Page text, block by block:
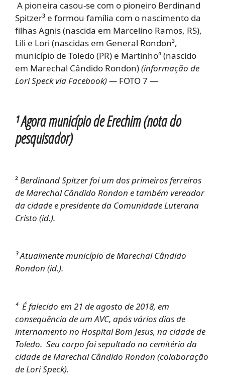
A pioneira casou-se com o pioneiro Berdinand
Spitzer³ e formou família com o nascimento da
filhas Agnis (nascida em Marcelino Ramos, RS),
Lili e Lori (nascidas em General Rondon³,
município de Toledo (PR) e Martinho⁴(nascido
em Marechal Cândido Rondon)(informação de
Lori Speck via Facebook)— FOTO 7 —
¹ Agora município de Erechim (nota do
pesquisador)
²Berdinand Spitzer foi um dos primeiros ferreiros
de Marechal Cândido Rondon e também vereador
da cidade e presidente da Comunidade Luterana
Cristo (id.).
³ Atualmente município de Marechal Cândido
Rondon (id.).
⁴ É falecido em 21 de agosto de 2018, em
consequência de um AVC, após vários dias de
internamento no Hospital Bom Jesus, na cidade de
Toledo. Seu corpo foi sepultado no cemitério da
cidade de Marechal Cândido Rondon (colaboração
de Lori Speck).